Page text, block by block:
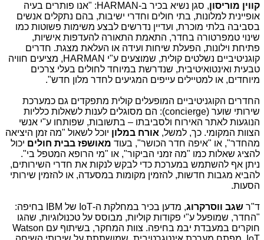
קווין מוריסון, סגן נשיא בכיר ב-HARMAN: "אנו פותרים בעיה
אופיינית למלונות, בתי חולים וחדרי ישיבות, בהם נתקלים אנשים
בסביבה בלתי מוכרת, ועדיין נדרשים לבצע משימות פשוטות כמו
שינוי טמפרטורה בחדר, התאמת התאורה להעדפות אישיות,
פתיחת וילונות, הפעלת שיחות ועידה או העלאת מצגת. חדרים
קוגניטיביים נשלטים קולית, שמוצעים ע"י HARMAN, מציעים חוויה
טבעית ואינטואיטיבית, שנדרשת במיוחד לחולים בעלי צרכים
מיוחדים, או למטיילים עייפים המגיעים לחדר מלון חדש".
החדרים הקוגניטיביים המופעלים קולית מתפקדים גם כמערכת
שירותי שוער (concierge): הם מסוגלים לענות לשאלות כלליות
הנוגעות לאתר האירוח ולסביבתו – בתשובות, שפותחו ע"י אנשי
הצוות המקומי. כך, למשל, אורח במלון יוכל לשאול "מה זמן היציאה
מהחדר", או "איפה חדר הכושר", בעוד מאושפז בבית חולים יכול
להציג שאלות כמו "מה זמני הביקור", או "מי הרופא המטפל בי".
ניתן אף להשתמש במערכת כדי לבקש לנקות את חדרי השירותים,
להביא מגבות חדשות, להזמין מקומות במסעדה, או להזמין שירותי
הסעות.
ד"ר שגב ווסרקרוג, מדען בכיר במחלקת ה-IoT של IBM
בחיפה:
"החדר, שמופעל ע"י פקודות קוליות, מבוסס על טכנולוגיות, שהגו
חוקרים במעבדת יבמ בחיפה. צוות המחקר, בשיתוף עם Watson